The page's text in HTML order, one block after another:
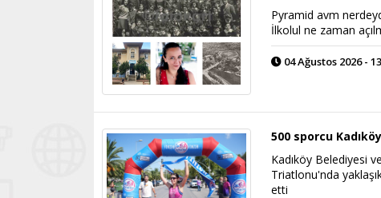
Pyramid avm
İlkolul ne zaman
04 Ağustos 2026 -
500 sporcu
Kadıköy Belediyesi
Triatlonu'nda
etti